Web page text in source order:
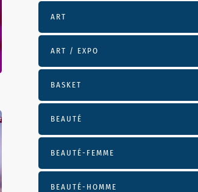
ART
ART / EXPO
BASKET
BEAUTÉ
BEAUTÉ-FEMME
BEAUTÉ-HOMME